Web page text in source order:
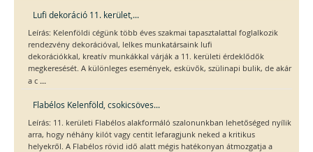
Lufi dekoráció 11. kerület,...
Leírás: Kelenföldi cégünk több éves szakmai tapasztalattal foglalkozik
rendezvény dekorációval, lelkes munkatársaink lufi
dekorációkkal, kreatív munkákkal várják a 11. kerületi érdeklődők
megkeresését. A különleges események, esküvők, szülinapi bulik, de akár
a c ...
Flabélos Kelenföld, csokicsöves...
Leírás: 11. kerületi Flabélos alakformáló szalonunkban lehetőséged nyílik
arra, hogy néhány kilót vagy centit lefaragjunk neked a kritikus
helyekről. A Flabélos rövid idő alatt mégis hatékonyan átmozgatja a